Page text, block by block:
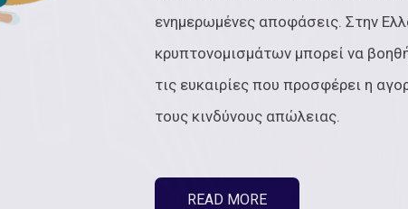
ενημερωμένες αποφάσεις. Στην
κρυπτονομισμάτων μπορεί να
τις ευκαιρίες που προσφέρει η
τους κινδύνους απώλειας.
READ MORE